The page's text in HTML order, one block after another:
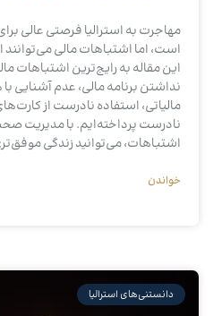
مهاجرت به استرالیا فرصتی عالی
است، اما اشتباهات مالی می‌توانند
این مقاله به رایج‌ترین اشتباهات
نداشتن برنامه مالی، عدم آشنایی
مالیاتی، استفاده نادرست از
نادرست پرداخته‌ایم. با مدیریت
اشتباهات، می‌توانید زندگی
خواندن
دانستنی‌های استرالیا